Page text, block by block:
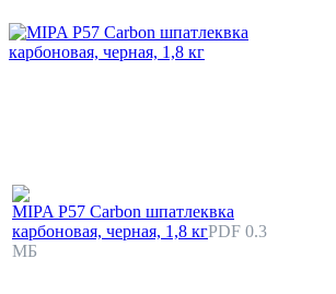
MIPA Р57 Carbon шпатлеквка
карбоновая, черная, 1,8 кгPDF 0.3
МБ